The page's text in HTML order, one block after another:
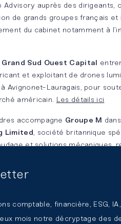
Advisory auprès des dirigeants,
de grands groupes français
du cabinet notamment à
Grand Sud Ouest Capital
et exploitant de drones
à Avignonet-Lauragais, pour
américain. Les détails ici
accompagne Groupe M
Limited, société britannique
et solutions mécaniques,
de projets industriels
Royaume-Uni.
comptable, financière, ESG,
mois notre décryptage des